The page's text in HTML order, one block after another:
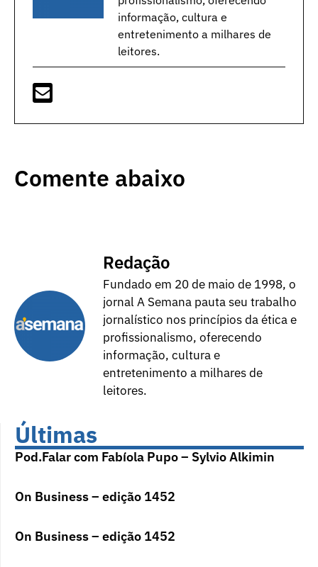
informação, cultura e
entretenimento a milhares de
leitores.
Comente abaixo
Redação
Fundado em 20 de maio de 1998, o
jornal A Semana pauta seu trabalho
jornalístico nos princípios da ética e
profissionalismo, oferecendo
informação, cultura e
entretenimento a milhares de
leitores.
Últimas
Pod.Falar com Fabíola Pupo – Sylvio Alkimin
On Business – edição 1452
On Business – edição 1452